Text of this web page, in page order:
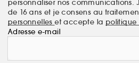
personnaliser nos communications.
de 16 ans et je consens au
personnelleset accepte la
Adresse e-mail